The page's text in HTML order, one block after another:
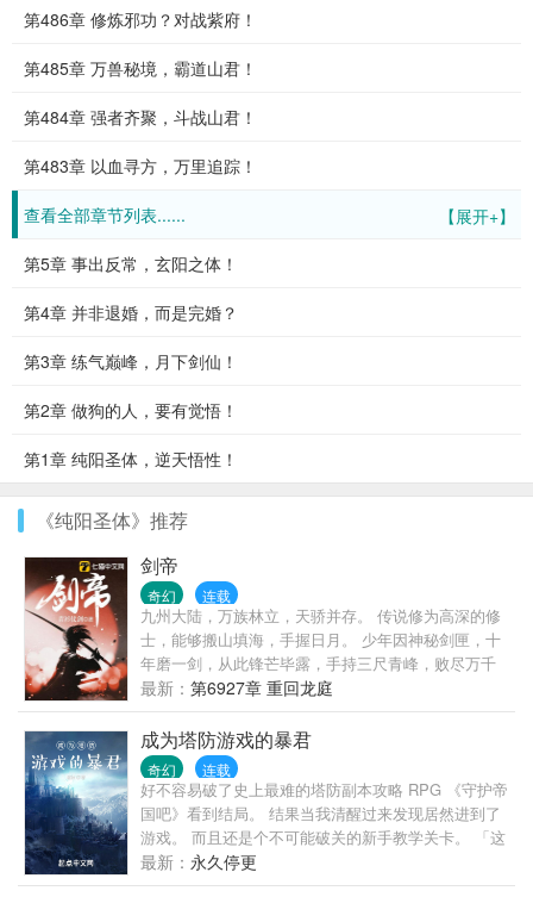
第486章 修炼邪功？对战紫府！
第485章 万兽秘境，霸道山君！
第484章 强者齐聚，斗战山君！
第483章 以血寻方，万里追踪！
【展开+】
查看全部章节列表......
第5章 事出反常，玄阳之体！
第4章 并非退婚，而是完婚？
第3章 练气巅峰，月下剑仙！
第2章 做狗的人，要有觉悟！
第1章 纯阳圣体，逆天悟性！
《纯阳圣体》推荐
剑帝
奇幻 连载
九州大陆，万族林立，天骄并存。 传说修为高深的修
士，能够搬山填海，手握日月。 少年因神秘剑匣，十
年磨一剑，从此锋芒毕露，手持三尺青峰，败尽万千
天骄。
最新： 第6927章 重回龙庭
成为塔防游戏的暴君
奇幻 连载
好不容易破了史上最难的塔防副本攻略 RPG 《守护帝
国吧》看到结局。 结果当我清醒过来发现居然进到了
游戏。 而且还是个不可能破关的新手教学关卡。 「这
该死的粪GAME，我一定会破给你看……！」 (看到这
个作品的人别走先,先看一下,才决定要不要弃)
最新： 永久停更